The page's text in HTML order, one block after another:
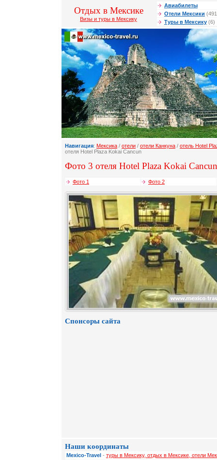
Отдых в Мексике
Визы и туры в Мексику
Авиабилеты
Отели Мексики
Туры в Мексику (6)
Навигация: Мексика / отели / отели Канкуна / отель Hotel
отеля Hotel Plaza Kokai Cancun
Фото 3 отеля Hotel Plaza Kokai
Фото 1 Фото 2
Спонсоры сайта
Наши координаты
Mexico-Travel - туры в Мексику, отдых в Мексике, отели